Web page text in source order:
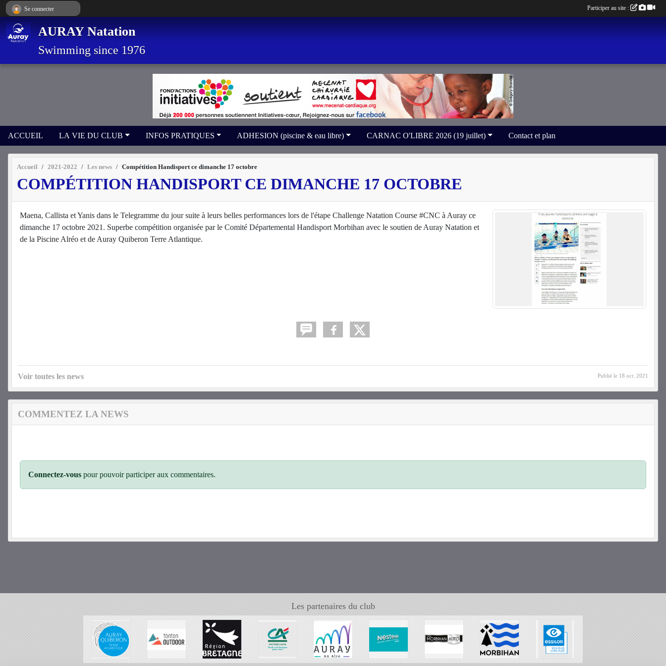
AURAY Natation
Swimming since 1976
ACCUEIL LA VIE DU CLUB INFOS PRATIQUES ADHESION (piscine & eau libre) CARNAC O'LIBRE 2026 (19 juillet) Contact et plan
Accueil 2021-2022 Les news Compétition Handisport ce dimanche 17 octobre
COMPÉTITION HANDISPORT CE DIMANCHE 17 OCTOBRE
Maena, Callista et Yanis dans le Telegramme du jour suite à leurs belles performances lors de l'étape Challenge Natation Course #CNC à Auray ce
dimanche 17 octobre 2021. Superbe compétition organisée par le Comité Départemental Handisport Morbihan avec le soutien de Auray Natation et
de la Piscine Alréo et de Auray Quiberon Terre Atlantique.
Voir toutes les news Publié le 18 oct. 2021
COMMENTEZ LA NEWS
Connectez-vous pour pouvoir participer aux commentaires.
Les partenaires du club
Se connecter Participer au site :
Panneau de gestion des cookies